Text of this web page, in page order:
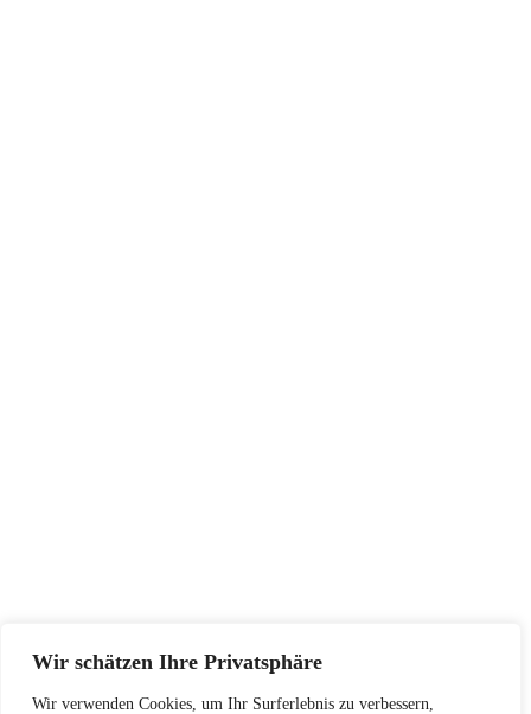
Wir schätzen Ihre Privatsphäre
Wir verwenden Cookies, um Ihr Surferlebnis zu verbessern,